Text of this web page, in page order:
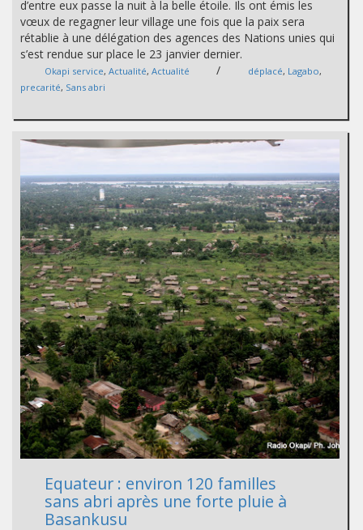
d’entre eux passe la nuit à la belle étoile. Ils ont émis les
vœux de regagner leur village une fois que la paix sera
rétablie à une délégation des agences des Nations unies qui
s’est rendue sur place le 23 janvier dernier.
Okapi service, Actualité, Actualité / déplacé, Lagabo,
precarité, Sans abri
Equateur : environ 120 familles
sans abri après une forte pluie à
Basankusu